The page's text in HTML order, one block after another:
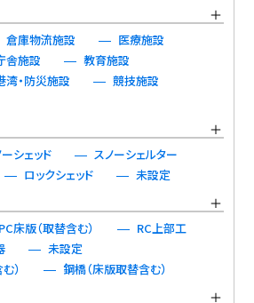
倉庫物流施設
医療施設
舎施設
教育施設
湾・防災施設
競技施設
シェッド
スノーシェルター
ロックシェッド
未設定
PC床版（取替含む）
RC上部工
未設定
）
鋼橋（床版取替含む）